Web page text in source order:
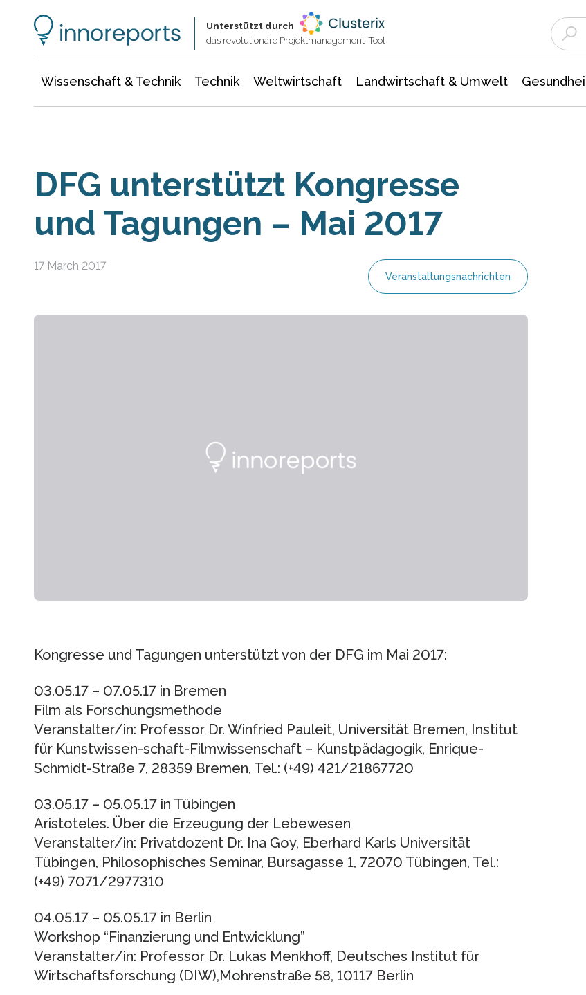
Unterstützt durch
das revolutionäre Projektmanagement-Tool
Wissenschaft & Technik Technik Weltwirtschaft Landwirtschaft & Umwelt
DFG unterstützt Kongresse
und Tagungen – Mai 2017
17 March 2017
Veranstaltungsnachrichten
Kongresse und Tagungen unterstützt von der DFG im Mai 2017:
03.05.17 – 07.05.17 in Bremen
Film als Forschungsmethode
Veranstalter/in: Professor Dr. Winfried Pauleit, Universität Bremen, Institut
für Kunstwissen-schaft-Filmwissenschaft – Kunstpädagogik, Enrique-
Schmidt-Straße 7, 28359 Bremen, Tel.: (+49) 421/21867720
03.05.17 – 05.05.17 in Tübingen
Aristoteles. Über die Erzeugung der Lebewesen
Veranstalter/in: Privatdozent Dr. Ina Goy, Eberhard Karls Universität
Tübingen, Philosophisches Seminar, Bursagasse 1, 72070 Tübingen, Tel.:
(+49) 7071/2977310
04.05.17 – 05.05.17 in Berlin
Workshop “Finanzierung und Entwicklung”
Veranstalter/in: Professor Dr. Lukas Menkhoff, Deutsches Institut für
Wirtschaftsforschung (DIW),Mohrenstraße 58, 10117 Berlin